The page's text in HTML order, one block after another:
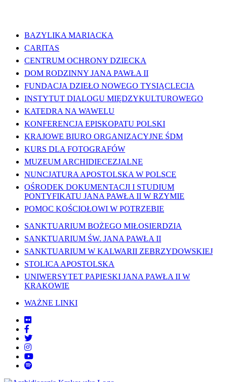
BAZYLIKA MARIACKA
CARITAS
CENTRUM OCHRONY DZIECKA
DOM RODZINNY JANA PAWŁA II
FUNDACJA DZIEŁO NOWEGO TYSIĄCLECIA
INSTYTUT DIALOGU MIĘDZYKULTUROWEGO
KATEDRA NA WAWELU
KONFERENCJA EPISKOPATU POLSKI
KRAJOWE BIURO ORGANIZACYJNE ŚDM
KURS DLA FOTOGRAFÓW
MUZEUM ARCHIDIECEZJALNE
NUNCJATURA APOSTOLSKA W POLSCE
OŚRODEK DOKUMENTACJI I STUDIUM
PONTYFIKATU JANA PAWŁA II W RZYMIE
POMOC KOŚCIOŁOWI W POTRZEBIE
SANKTUARIUM BOŻEGO MIŁOSIERDZIA
SANKTUARIUM ŚW. JANA PAWŁA II
SANKTUARIUM W KALWARII ZEBRZYDOWSKIEJ
STOLICA APOSTOLSKA
UNIWERSYTET PAPIESKI JANA PAWŁA II W
KRAKOWIE
WAŻNE LINKI